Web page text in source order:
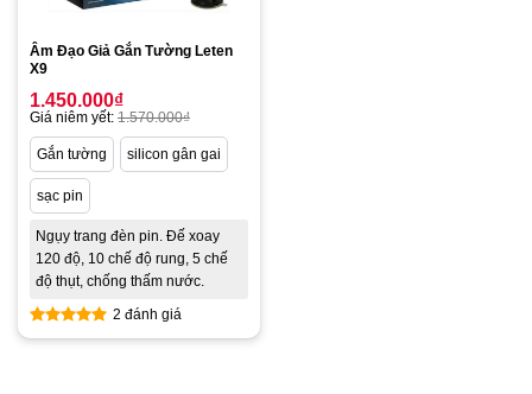
Âm Đạo Giả Gắn Tường Leten
X9
Được xếp
1.450.000₫
Giá niêm yết: 1.570.000₫
Gắn tường silicon gân gai
sạc pin
Ngụy trang đèn pin. Đế xoay
120 độ, 10 chế độ rung, 5 chế
độ thụt, chống thấm nước.
2 đánh giá